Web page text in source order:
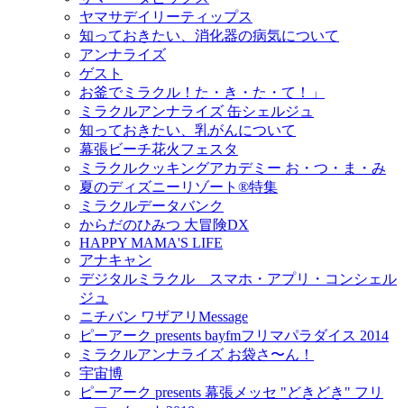
ヤマサデイリーティップス
知っておきたい、消化器の病気について
アンナライズ
ゲスト
お釜でミラクル！た・き・た・て！」
ミラクルアンナライズ 缶シェルジュ
知っておきたい、乳がんについて
幕張ビーチ花火フェスタ
ミラクルクッキングアカデミー お・つ・ま・み
夏のディズニーリゾート®特集
ミラクルデータバンク
からだのひみつ 大冒険DX
HAPPY MAMA'S LIFE
アナキャン
デジタルミラクル スマホ・アプリ・コンシェル
ジュ
ニチバン ワザアリMessage
ピーアーク presents bayfmフリマパラダイス 2014
ミラクルアンナライズ お袋さ〜ん！
宇宙博
ピーアーク presents 幕張メッセ "どきどき" フリ